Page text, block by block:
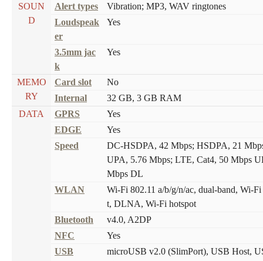
SOUN
D
Alert types
Vibration; MP3, WAV ringtones
Loudspeak
er
Yes
3.5mm jac
k
Yes
MEMO
RY
Card slot
No
Internal
32 GB, 3 GB RAM
DATA
GPRS
Yes
EDGE
Yes
Speed
DC-HSDPA, 42 Mbps; HSDPA, 21
UPA, 5.76 Mbps; LTE, Cat4, 50 Mbps
Mbps DL
WLAN
Wi-Fi 802.11 a/b/g/n/ac, dual-band, Wi-
t, DLNA, Wi-Fi hotspot
Bluetooth
v4.0, A2DP
NFC
Yes
USB
microUSB v2.0 (SlimPort), USB Host,